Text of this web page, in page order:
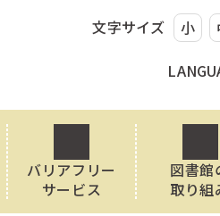
文字サイズ 小
バリアフリー
サービス
図書館
取り組